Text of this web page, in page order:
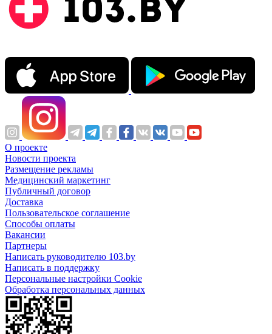
О проекте
Новости проекта
Размещение рекламы
Медицинский маркетинг
Публичный договор
Доставка
Пользовательское соглашение
Способы оплаты
Вакансии
Партнеры
Написать руководителю 103.by
Написать в поддержку
Персональные настройки Cookie
Обработка персональных данных